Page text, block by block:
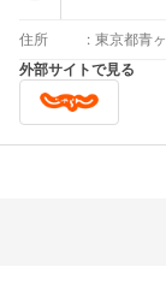
住所 : 東京都青
外部サイトで見る